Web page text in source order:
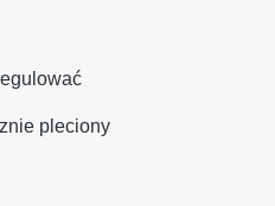
pleciony